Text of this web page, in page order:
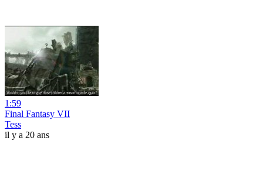
1:59
Final Fantasy VII
Tess
il y a 20 ans